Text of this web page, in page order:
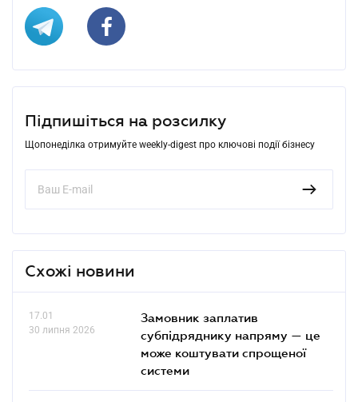
Підпишіться на розсилку
Щопонеділка отримуйте weekly-digest про ключові події бізнесу
Схожі новини
17.01
30 липня 2026
Замовник заплатив
субпідряднику напряму — це
може коштувати спрощеної
системи